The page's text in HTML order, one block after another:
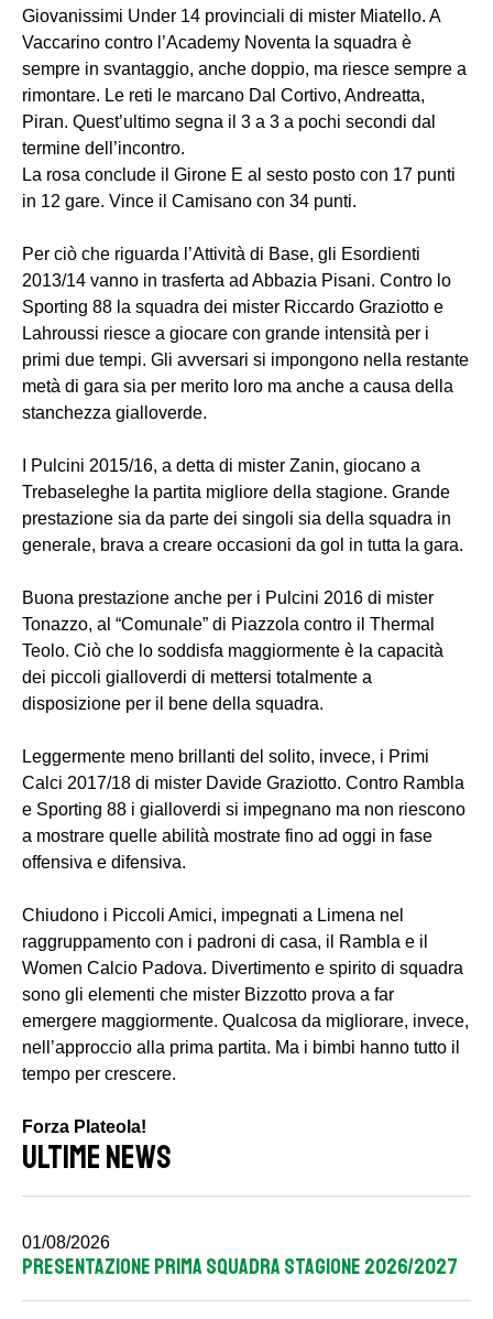
Giovanissimi Under 14 provinciali di mister Miatello. A
Vaccarino contro l’Academy Noventa la squadra è
sempre in svantaggio, anche doppio, ma riesce sempre a
rimontare. Le reti le marcano Dal Cortivo, Andreatta,
Piran. Quest’ultimo segna il 3 a 3 a pochi secondi dal
termine dell’incontro.
La rosa conclude il Girone E al sesto posto con 17 punti
in 12 gare. Vince il Camisano con 34 punti.
Per ciò che riguarda l’Attività di Base, gli Esordienti
2013/14 vanno in trasferta ad Abbazia Pisani. Contro lo
Sporting 88 la squadra dei mister Riccardo Graziotto e
Lahroussi riesce a giocare con grande intensità per i
primi due tempi. Gli avversari si impongono nella restante
metà di gara sia per merito loro ma anche a causa della
stanchezza gialloverde.
I Pulcini 2015/16, a detta di mister Zanin, giocano a
Trebaseleghe la partita migliore della stagione. Grande
prestazione sia da parte dei singoli sia della squadra in
generale, brava a creare occasioni da gol in tutta la gara.
Buona prestazione anche per i Pulcini 2016 di mister
Tonazzo, al “Comunale” di Piazzola contro il Thermal
Teolo. Ciò che lo soddisfa maggiormente è la capacità
dei piccoli gialloverdi di mettersi totalmente a
disposizione per il bene della squadra.
Leggermente meno brillanti del solito, invece, i Primi
Calci 2017/18 di mister Davide Graziotto. Contro Rambla
e Sporting 88 i gialloverdi si impegnano ma non riescono
a mostrare quelle abilità mostrate fino ad oggi in fase
offensiva e difensiva.
Chiudono i Piccoli Amici, impegnati a Limena nel
raggruppamento con i padroni di casa, il Rambla e il
Women Calcio Padova. Divertimento e spirito di squadra
sono gli elementi che mister Bizzotto prova a far
emergere maggiormente. Qualcosa da migliorare, invece,
nell’approccio alla prima partita. Ma i bimbi hanno tutto il
tempo per crescere.
Forza Plateola!
ULTIME NEWS
01/08/2026
PRESENTAZIONE PRIMA SQUADRA STAGIONE 2026/2027